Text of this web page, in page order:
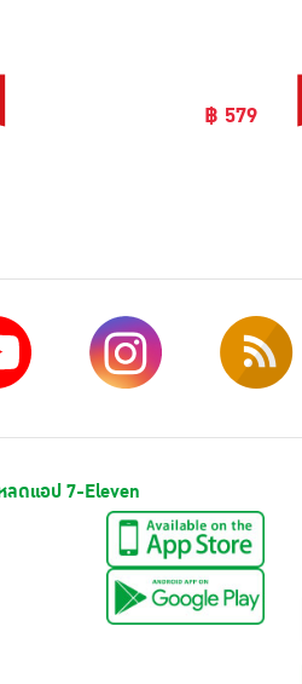
฿ 579
ลดแอป 7-Eleven